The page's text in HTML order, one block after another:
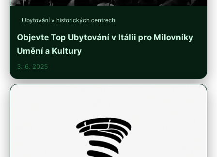
Ubytování v historických centrech
Objevte Top Ubytování v Itálii pro Milovníky
Umění a Kultury
3. 6. 2025